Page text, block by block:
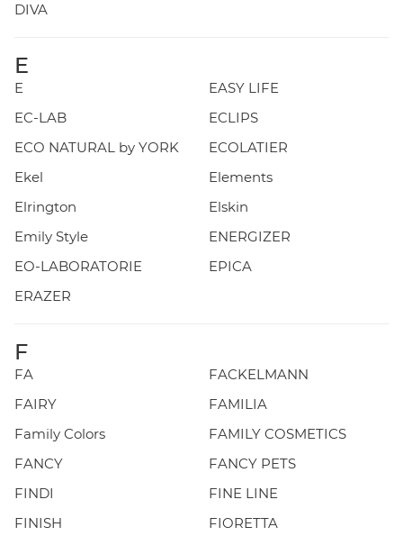
DIVA
E
E
EASY LIFE
EC-LAB
ECLIPS
ECO NATURAL by YORK
ECOLATIER
Ekel
Elements
Elrington
Elskin
Emily Style
ENERGIZER
EO-LABORATORIE
EPICA
ERAZER
F
FA
FACKELMANN
FAIRY
FAMILIA
Family Colors
FAMILY COSMETICS
FANCY
FANCY PETS
FINDI
FINE LINE
FINISH
FIORETTA